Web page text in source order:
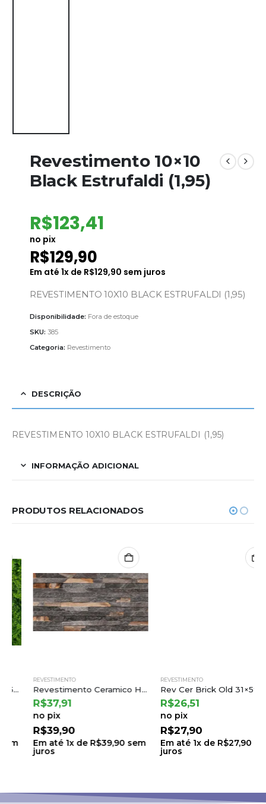
Revestimento 10×10
Black Estrufaldi (1,95)
R$123,41
no pix
R$129,90
Em até 1x de R$129,90 sem juros
REVESTIMENTO 10X10 BLACK ESTRUFALDI (1,95)
Disponibilidade: Fora de estoque
SKU: 385
Categoria: Revestimento
DESCRIÇÃO
REVESTIMENTO 10X10 BLACK ESTRUFALDI (1,95)
INFORMAÇÃO ADICIONAL
PRODUTOS RELACIONADOS
REVESTIMENTO
Revestimento Ceramico Hdm 37310r Ret 35×70 a Incefra
37,91
no pix
39,90
Em até1 x deR$39,90sem
juros
REVESTIMENTO
Rev Cer Brick Old 31×59 a Cejatel (2,19) Ton.33 B.8 Lt.33
26,51
no pix
27,90
Em até1 x deR$27,90sem